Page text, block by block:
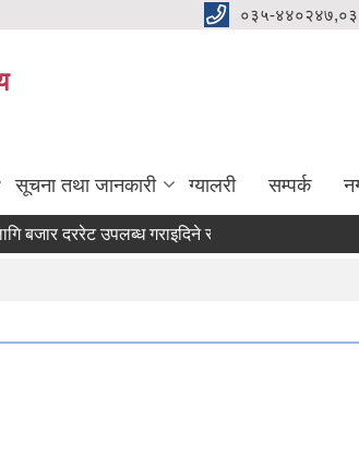
०३५-
सूचना तथा जानकारी ग्यालरी सम्पर्क
दररेट उपलब्ध गराइदिने सम्बन्धमा ।